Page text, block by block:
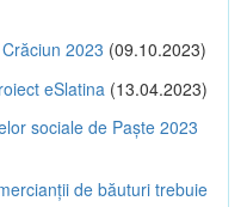
2023 (09.10.2023)
eSlatina (13.04.2023)
sociale de Paște 2023
de băuturi trebuie